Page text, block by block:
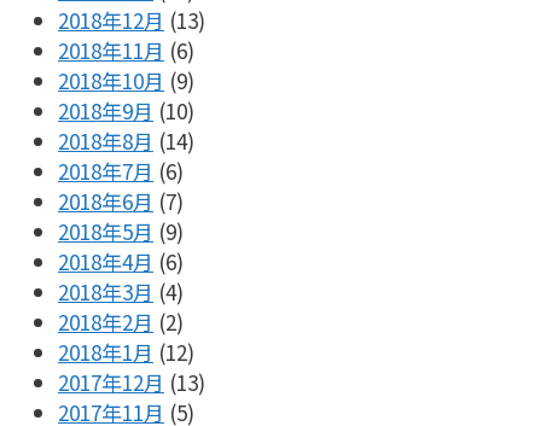
2018年12月 (13)
2018年11月 (6)
2018年10月 (9)
2018年9月 (10)
2018年8月 (14)
2018年7月 (6)
2018年6月 (7)
2018年5月 (9)
2018年4月 (6)
2018年3月 (4)
2018年2月 (2)
2018年1月 (12)
2017年12月 (13)
2017年11月 (5)